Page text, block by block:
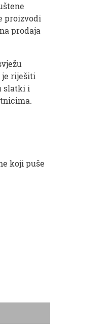
proizvodi
prodaja
je riješiti
slatki i
koji puše